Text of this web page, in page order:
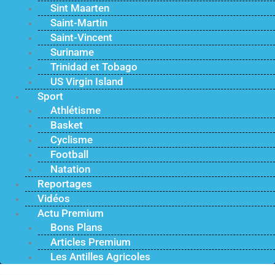
Sint Maarten
Saint-Martin
Saint-Vincent
Suriname
Trinidad et Tobago
US Virgin Island
Sport
Athlétisme
Basket
Cyclisme
Football
Natation
Reportages
Vidéos
Actu Premium
Bons Plans
Articles Premium
Les Antilles Agricoles